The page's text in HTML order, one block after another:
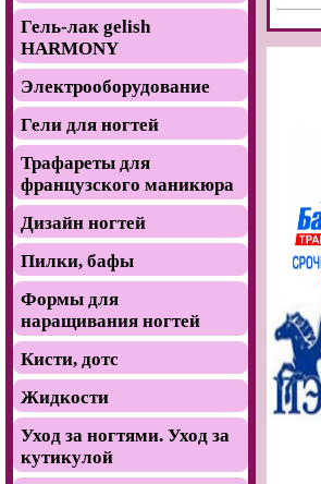
Гель-лак gelish
HARMONY
Электрооборудование
Гели для ногтей
Трафареты для
французского маникюра
Дизайн ногтей
Пилки, бафы
Формы для
наращивания ногтей
Кисти, дотс
Жидкости
Уход за ногтями. Уход за
кутикулой